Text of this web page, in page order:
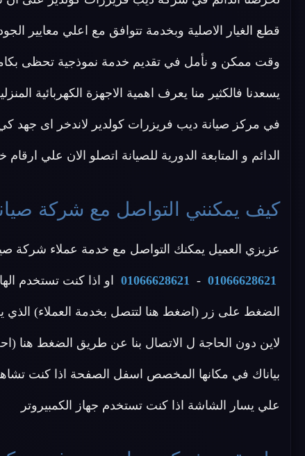
قطع الغيار الاصلية وبخدمة تتوافق مع اعلي معايير
وقت ممكن و نأمل في تقديم خدمة نموذجية تحظى
يسعدنا فالكثير منا يعرف اهمية الاجهزة الكهربائية
في مركز صيانة ديب فريزرات كولدير لاندخر اى جهد كي
الدائم و المتابعة الدورية للصيانة اتصلو الان علي ارقام
كيف يمكنني التواصل مع شركة
عزيزي العميل يمكنك التواصل مع خدمة عملاء شركة
01066628621
-
01066628621 او اذا كنت تستخدم
الضغط على زر (اضغط هنا لتتصل بخدمة العملاء)
لاين دون الحاجة ل الاتصال بنا عن طريق الضغط هنا
بياناك في مكانها المخصص اسفل الصفحة اذا كنت
علي يسار الشاشة اذا كنت تستخدم جهاز الكمبيروتر